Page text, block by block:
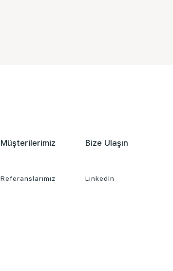
Müşterilerimiz
Referanslarımız
Bize Ulaşın
LinkedIn